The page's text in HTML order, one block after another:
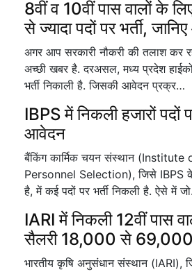
8वीं व 10वीं पास वालों के
से ज्यादा पदों पर भर्ती,
अगर आप सरकारी नौकरी की तलाश कर
अच्छी खबर है. दरअसल, मध्य प्रदेश
भर्ती निकाली है. जिसकी आवेदन प्रक्र…
IBPS में निकली हजारों पदों
आवेदन
बैंकिंग कार्मिक चयन संस्थान
Personnel Selection), जिसे IBPS के
है, में कई पदों पर भर्ती निकली है. ऐसे में
IARI में निकली 12वीं पास
सैलरी 18,000 से
भारतीय कृषि अनुसंधान संस्थान (IARI),